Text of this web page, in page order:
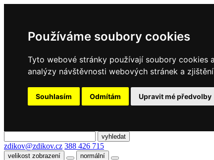
Používáme soubory cookies
Tyto webové stránky používají soubory cookies
analýzy návštěvnosti webových stránek a
Souhlasím Odmítám Upravit mé předvolby
zdikov@zdikov.cz 388 426 715
velikost zobrazení normální